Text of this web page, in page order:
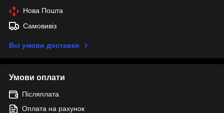
Нова Пошта
Самовивіз
Всі умови доставки
Умови оплати
Післяплата
Оплата на рахунок